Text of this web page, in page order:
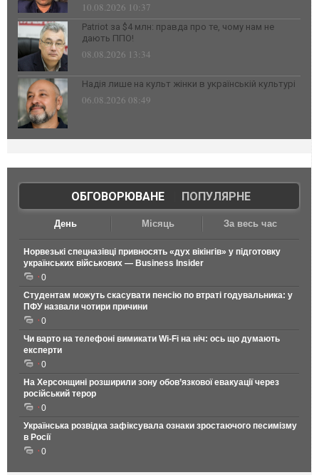
10.08.2026 10:37
Patriot за $4 млн: правда про те, чому нам не
дають ППО!
08.08.2026 13:34
Надія лише на культ жінки в українській культурі
06.08.2026 08:49
ОБГОВОРЮВАНЕ| ПОПУЛЯРНЕ
День Місяць За весь час
Норвезькі спецназівці привносять «дух вікінгів» у підготовку
українських військових — Business Insider
0
Студентам можуть скасувати пенсію по втраті годувальника: у
ПФУ назвали чотири причини
0
Чи варто на телефонi вимикати Wi-Fi на ніч: ось що думають
експерти
0
На Херсонщині розширили зону обов’язкової евакуації через
російський терор
0
Українська розвідка зафіксувала ознаки зростаючого песимізму
в Росії
0